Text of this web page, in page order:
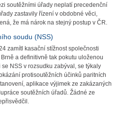
soutěžními úřady neplatí precedenční
zastavily řízení v obdobné věci,
že má nárok na stejný postup v ČR.
soudu (NSS)
zamítl kasační stížnost společnosti
a definitivně tak pokutu uloženou
NSS v rozsudku zabýval, se týkaly
protisoutěžních účinků paritních
aplikace výjimek ze zakázaných
soutěžních úřadů. Žádné ze